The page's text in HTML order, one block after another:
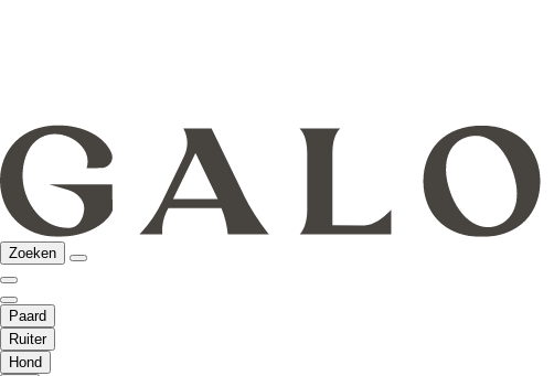
Zoeken
Paard
Ruiter
Hond